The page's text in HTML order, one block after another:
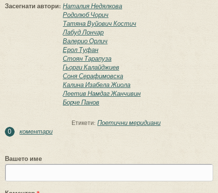
Засегнати автори: Наталия Недялкова
Родолюб Чорич
Татяна Вуйович Костич
Лабуд Лончар
Валерио Орлич
Ерол Туфан
Стоян Тарапуза
Гьорги Калайджиев
Соня Серафимовска
Калина Изабела Жиола
Леетив Намдаг Жанчивин
Борче Панов
0 коментари
Етикети: Поетични меридиани
Вашето име